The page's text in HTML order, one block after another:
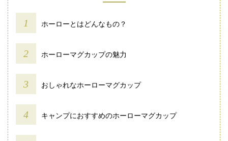
ホーローとはどんなもの？
ホーローマグカップの魅力
おしゃれなホーローマグカップ
キャンプにおすすめのホーローマグカップ